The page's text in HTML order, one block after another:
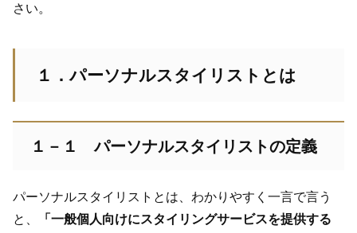
さい。
１．パーソナルスタイリストとは
１－１ パーソナルスタイリストの定義
パーソナルスタイリストとは、わかりやすく一言で言う
と、
「一般個人向けにスタイリングサービスを提供する